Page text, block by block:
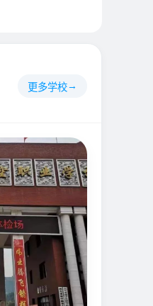
更多学校